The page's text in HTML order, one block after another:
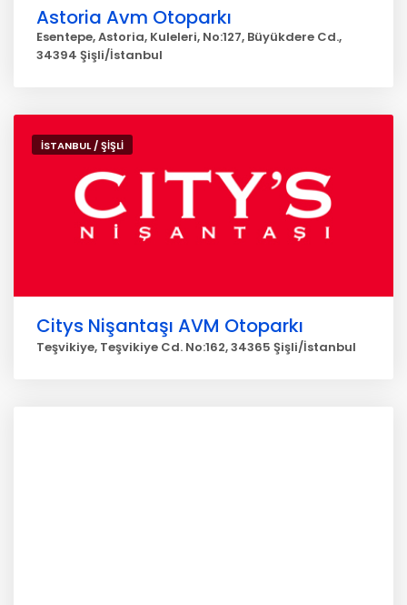
Astoria Avm Otoparkı
Esentepe, Astoria, Kuleleri, No:127, Büyükdere Cd.,
34394 Şişli/İstanbul
İSTANBUL / ŞİŞLİ
Citys Nişantaşı AVM Otoparkı
Teşvikiye, Teşvikiye Cd. No:162, 34365 Şişli/İstanbul